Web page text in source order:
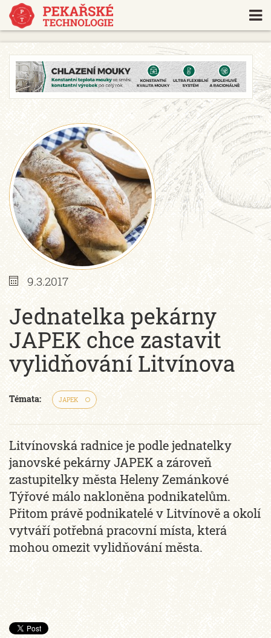
https://www.traditionrolex.com/18
9.3.2017
Jednatelka pekárny
JAPEK chce zastavit
vylidňování Litvínova
Témata: JAPEK
Litvínovská radnice je podle jednatelky
janovské pekárny JAPEK a zároveň
zastupitelky města Heleny Zemánkové
Týřové málo nakloněna podnikatelům.
Přitom právě podnikatelé v Litvínově a okolí
vytváří potřebná pracovní místa, která
mohou omezit vylidňování města.